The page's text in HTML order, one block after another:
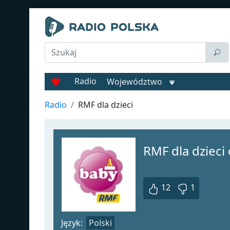
Radio Województwo
Radio RMF dla dzieci
RMF dla
12 1
Język: Polski